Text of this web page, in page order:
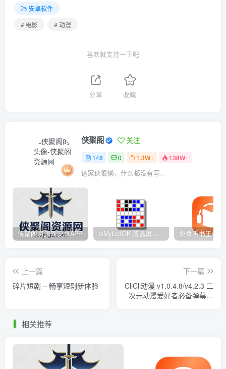
安卓软件
# 电影
# 动漫
喜欢就支持一下吧
分享 收藏
侠聚阁 关注
148 0 1.3W+ 138W+
这家伙很懒，什么都没有写...
侠聚阁资源网安卓APP IsMyLcdOK 液晶屏检测工具 – 8种纯色+渐变测试 快速定位屏幕缺陷
上一篇
碎片短剧 – 畅享短剧新体验
下一篇
CliCli动漫 v1.0.4.8/v4.2.3 二
次元动漫爱好者必备弹幕观
相关推荐